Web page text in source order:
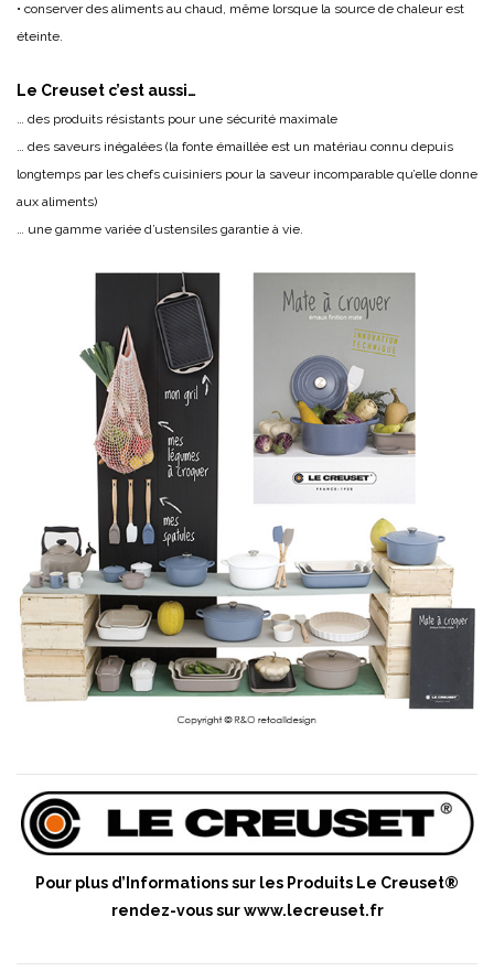
• conserver des aliments au chaud, même lorsque la source de chaleur est
éteinte.
Le Creuset c’est aussi…
… des produits résistants pour une sécurité maximale
… des saveurs inégalées (la fonte émaillée est un matériau connu depuis
longtemps par les chefs cuisiniers pour la saveur incomparable qu’elle donne
aux aliments)
… une gamme variée d’ustensiles garantie à vie.
Pour plus d’Informations sur les Produits Le Creuset®
rendez-vous surwww.lecreuset.fr